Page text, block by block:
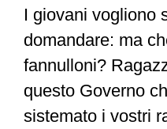
I giovani vogliono
domandare: ma
fannulloni?
questo Governo
sistemato i vostri